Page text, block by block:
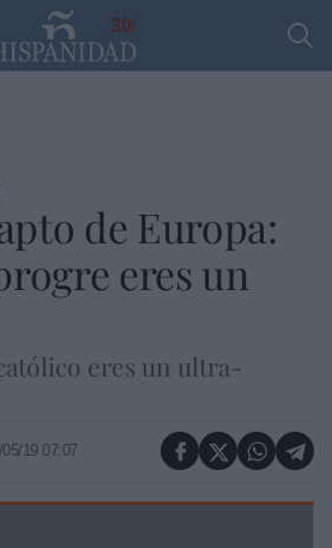
30
de Europa:
eres un
eres un ultra-
05/19 07:07